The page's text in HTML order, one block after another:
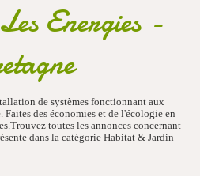
Energies -
de systèmes fonctionnant aux
des économies et de l'écologie en
toutes les annonces concernant
dans la catégorie Habitat & Jardin